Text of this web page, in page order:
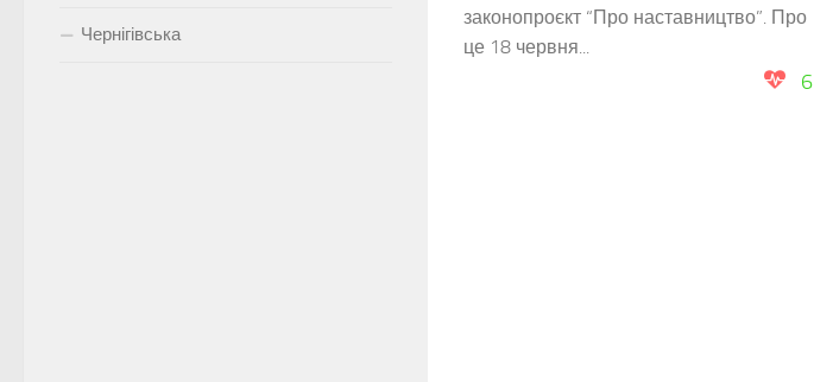
законопроєкт “Про наставництво”. Про
це 18 червня...
6
Чернігівська